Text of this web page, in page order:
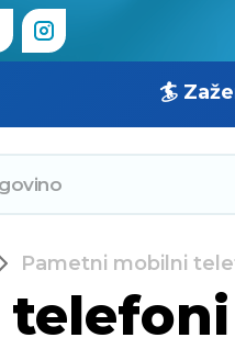
🏄
Pametni mobilni